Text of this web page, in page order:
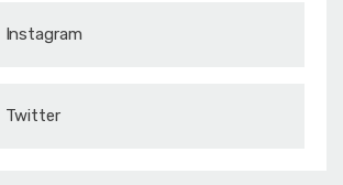
Instagram
Twitter